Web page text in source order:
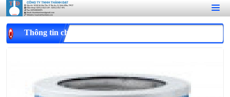
Thông tin chi tiết